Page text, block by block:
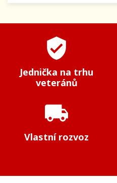
verified_user
Jednička na trhu
veteránů
local_shipping
Vlastní rozvoz